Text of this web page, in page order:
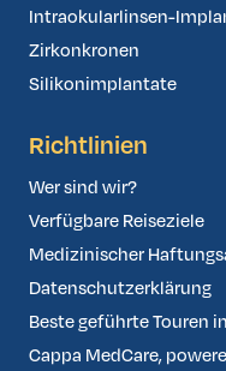
Intraokularlinsen-
Zirkonkronen
Silikonimplantate
Richtlinien
Wer sind wir?
Verfügbare Reiseziele
Medizinischer
Datenschutzerklärung
Beste geführte Touren
Cappa MedCare,